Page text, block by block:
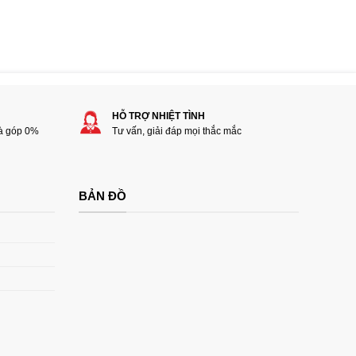
góp 0%
HỖ TRỢ NHIỆT TÌNH
Tư vấn, giải đáp mọi thắc mắc
BẢN ĐỒ